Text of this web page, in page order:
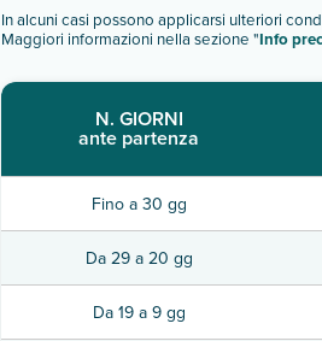
In alcuni casi possono applicarsi ulteriori
Maggiori informazioni nella sezione "Info
N. GIORNI
ante partenza
Fino a 30 gg
Da 29 a 20 gg
Da 19 a 9 gg